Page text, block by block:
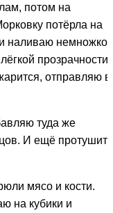
потом на
потёрла на
наливаю немножко
прозрачности,
отправляю в
туда же
И ещё протушить
мясо и кости.
на кубики и